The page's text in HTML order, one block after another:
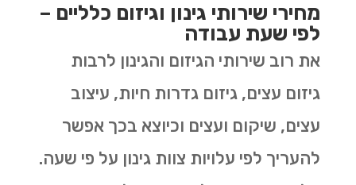
מחירי שירותי גינון וגיזום כלליים –
לפי שעת עבודה
את רוב שירותי הגיזום והגינון לרבות
גיזום עצים, גיזום גדרות חיות, עיצוב
עצים, שיקום ועצים וכיוצא בכך אפשר
להעריך לפי עלויות צוות גינון על פי שעה.